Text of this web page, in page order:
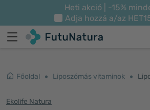
Heti akció | -15%
Adja hozzá a/az
Főoldal Liposzómás vitaminok
Ekolife Natura